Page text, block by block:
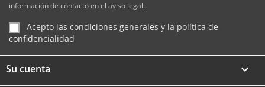
información de contacto en el aviso legal.
Acepto las condiciones generales y la política de
confidencialidad
Su cuenta 